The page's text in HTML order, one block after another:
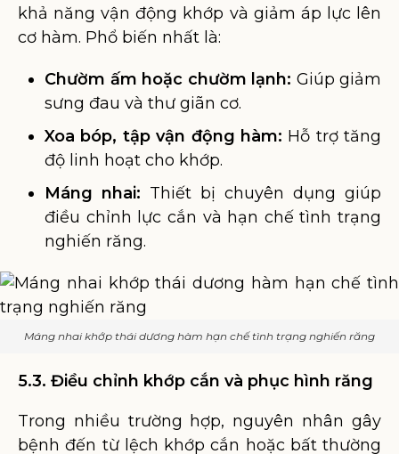
khả năng vận động khớp và giảm áp lực lên
cơ hàm. Phổ biến nhất là:
Chườm ấm hoặc chườm lạnh: Giúp giảm
sưng đau và thư giãn cơ.
Xoa bóp, tập vận động hàm: Hỗ trợ tăng
độ linh hoạt cho khớp.
Máng nhai: Thiết bị chuyên dụng giúp
điều chỉnh lực cắn và hạn chế tình trạng
nghiến răng.
Máng nhai khớp thái dương hàm hạn chế tình trạng nghiến răng
5.3. Điều chỉnh khớp cắn và phục hình răng
Trong nhiều trường hợp, nguyên nhân gây
bệnh đến từ lệch khớp cắn hoặc bất thường